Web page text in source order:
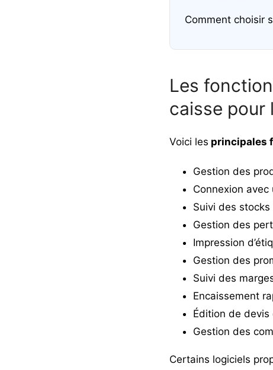
Comment choisir
Les
caisse pour
Voici les principales
Gestion des
Connexion avec
Suivi des
Gestion des
Impression
Gestion des
Suivi des
Encaissement
Édition de
Gestion des
Certains logiciels